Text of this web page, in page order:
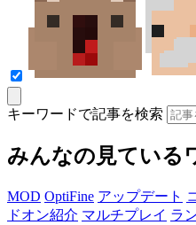
キーワードで記事を検索
みんなの見ている
MOD OptiFine アップデート
ドオン紹介 マルチプレイ ラ